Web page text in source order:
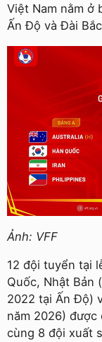
Việt Nam nằm ở
Ấn Độ và Đài
Ảnh: VFF
12 đội tuyển tại
Quốc, Nhật Bản
2022 tại Ấn Độ)
năm 2026)
cùng 8 đội xuất